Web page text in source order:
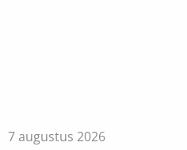
7 augustus 2026